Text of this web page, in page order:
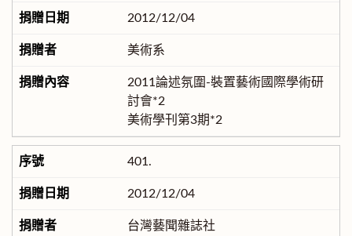
2012/12/04
美術系
2011論述氛圍-裝置藝術國際學術研
討會*2
美術學刊第3期*2
401.
2012/12/04
台灣藝聞雜誌社